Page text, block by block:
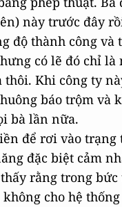
này trước đây
độ thành công và
có lẽ đó chỉ là
thôi. Khi công ty
báo trộm và
bà lần nữa.
để rơi vào trạng
đặc biệt cảm
thấy rằng trong
cho hệ